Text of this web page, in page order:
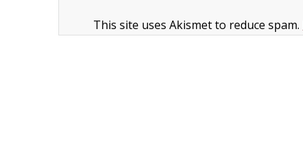
This site uses Akismet to reduce spam.